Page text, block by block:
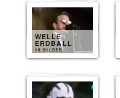
WELLE
ERDBALL
10 BILDER